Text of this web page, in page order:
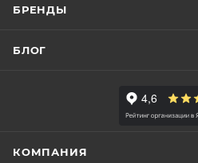
БРЕНДЫ
БЛОГ
КОМПАНИЯ